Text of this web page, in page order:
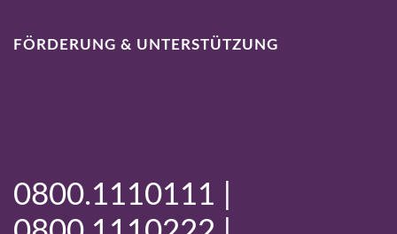
FÖRDERUNG & UNTERSTÜTZUNG
0800.1110111 |